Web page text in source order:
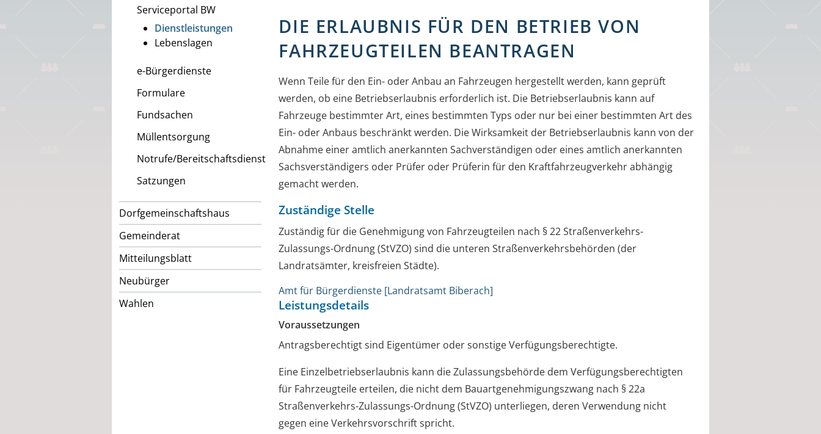
Serviceportal BW
Dienstleistungen
Lebenslagen
e-Bürgerdienste
Formulare
Fundsachen
Müllentsorgung
Notrufe/Bereitschaftsdienst
Satzungen
Dorfgemeinschaftshaus
Gemeinderat
Mitteilungsblatt
Neubürger
Wahlen
DIE ERLAUBNIS FÜR DEN BETRIEB VON
FAHRZEUGTEILEN BEANTRAGEN
Wenn Teile für den Ein- oder Anbau an Fahrzeugen hergestellt werden, kann geprüft
werden, ob eine Betriebserlaubnis erforderlich ist. Die Betriebserlaubnis kann auf
Fahrzeuge bestimmter Art, eines bestimmten Typs oder nur bei einer bestimmten Art des
Ein- oder Anbaus beschränkt werden. Die Wirksamkeit der Betriebserlaubnis kann von der
Abnahme einer amtlich anerkannten Sachverständigen oder eines amtlich anerkannten
Sachsverständigers oder Prüfer oder Prüferin für den Kraftfahrzeugverkehr abhängig
gemacht werden.
Zuständige Stelle
Zuständig für die Genehmigung von Fahrzeugteilen nach § 22 Straßenverkehrs-
Zulassungs-Ordnung (StVZO) sind die unteren Straßenverkehrsbehörden (der
Landratsämter, kreisfreien Städte).
Amt für Bürgerdienste [Landratsamt Biberach]
Leistungsdetails
Voraussetzungen
Antragsberechtigt sind Eigentümer oder sonstige Verfügungsberechtigte.
Eine Einzelbetriebserlaubnis kann die Zulassungsbehörde dem Verfügungsberechtigten
für Fahrzeugteile erteilen, die nicht dem Bauartgenehmigungszwang nach § 22a
Straßenverkehrs-Zulassungs-Ordnung (StVZO) unterliegen, deren Verwendung nicht
gegen eine Verkehrsvorschrift spricht.